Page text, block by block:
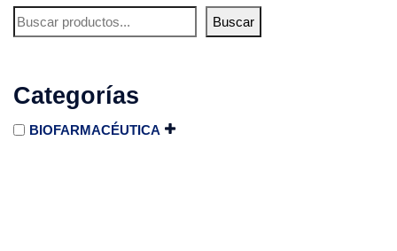
Buscar
Categorías
BIOFARMACÉUTICA